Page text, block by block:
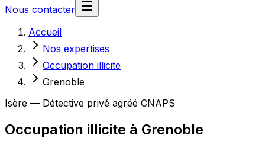
Nous contacter
Accueil
Nos expertises
Occupation illicite
Grenoble
Isère — Détective privé agréé CNAPS
Occupation illicite à Grenoble